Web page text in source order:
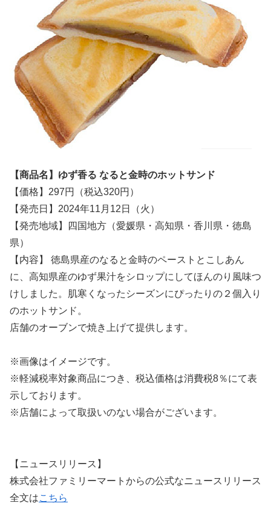
【商品名】ゆず香る なると金時のホットサンド
【価格】297円（税込320円）
【発売日】2024年11月12日（火）
【発売地域】四国地方（愛媛県・高知県・香川県・徳島
県）
【内容】 徳島県産のなると金時のペーストとこしあん
に、高知県産のゆず果汁をシロップにしてほんのり風味つ
けしました。肌寒くなったシーズンにぴったりの２個入り
のホットサンド。
店舗のオーブンで焼き上げて提供します。
※画像はイメージです。
※軽減税率対象商品につき、税込価格は消費税8％にて表
示しております。
※店舗によって取扱いのない場合がございます。
【ニュースリリース】
株式会社ファミリーマートからの公式なニュースリリース
全文はこちら